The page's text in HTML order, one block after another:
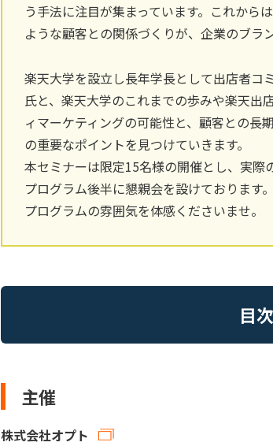
う手法に注目が集まっています。これから
ような顧客との関係づくりが、企業のブラ
楽天大学を設立し長年学長として出店者コ
氏と、楽天大学のこれまでの歩みや楽天出
ィマーケティングの可能性と、顧客との長
の重要なポイントを見つけていきます。
本セミナーは限定15名様の開催とし、実際
プログラム後半に懇親会を設けております
プログラムの雰囲気を体感くださいませ。
目次
主催
株式会社オプト